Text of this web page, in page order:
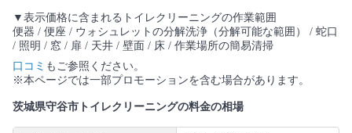
▼表示価格に含まれるトイレクリーニングの作業範囲
便器 / 便座 / ウォシュレットの分解洗浄（分解可能な範囲） / 蛇口
/ 照明 / 窓 / 扉 / 天井 / 壁面 / 床 / 作業場所の簡易清掃
口コミ もご参照ください。
※本ページでは一部プロモーションを含む場合があります。
茨城県守谷市トイレクリーニングの料金の相場